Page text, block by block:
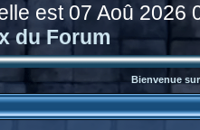
est 07 Aoû 2026
du Forum
Bienvenue